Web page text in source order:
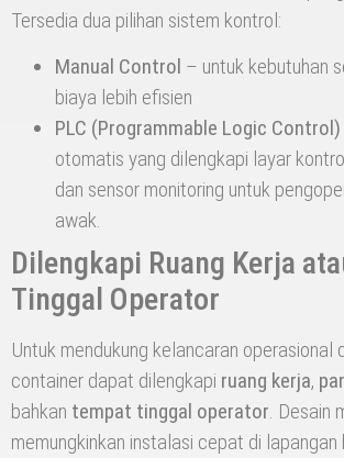
Tersedia dua pilihan sistem kontrol:
Manual Control – untuk kebutuhan
biaya lebih efisien
PLC (Programmable Logic Control)
otomatis yang dilengkapi layar
dan sensor monitoring untuk
awak.
Dilengkapi Ruang Kerja
Tinggal Operator
Untuk mendukung kelancaran operasional
container dapat dilengkapi ruang kerja,
bahkan tempat tinggal operator. Desain
memungkinkan instalasi cepat di lapangan